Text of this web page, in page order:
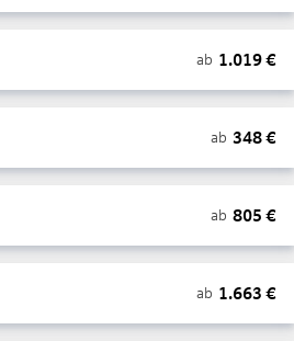
ab 1.019€
ab 348€
ab 805 €
ab 1.663 €